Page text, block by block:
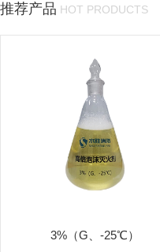
推荐产品 HOT PRODUCTS
3%（G、-25℃）